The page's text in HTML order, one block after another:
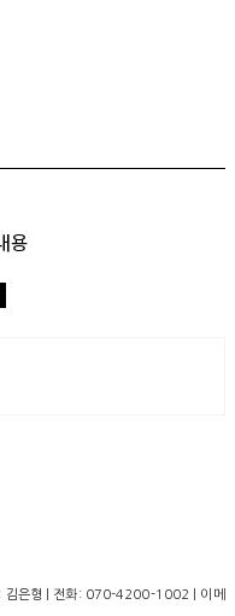
용
: 김은형 | 전화: 070-4200-1002 | 이메